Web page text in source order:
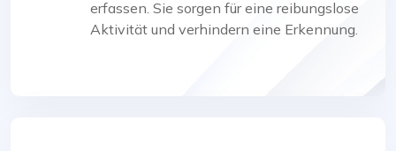
erfassen. Sie sorgen für eine reibungslose
Aktivität und verhindern eine Erkennung.